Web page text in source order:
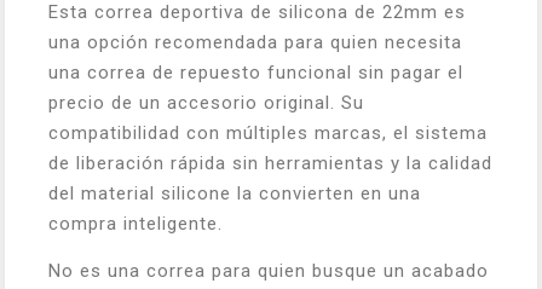
Esta correa deportiva de silicona de 22mm es
una opción recomendada para quien necesita
una correa de repuesto funcional sin pagar el
precio de un accesorio original. Su
compatibilidad con múltiples marcas, el sistema
de liberación rápida sin herramientas y la calidad
del material silicone la convierten en una
compra inteligente.
No es una correa para quien busque un acabado